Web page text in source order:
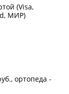
(Visa,
МИР)
ортопеда -